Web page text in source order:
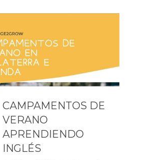
CAMPAMENTOS DE
VERANO
APRENDIENDO
INGLÉS